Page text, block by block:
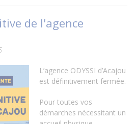
de l'agence
L’agence ODYSSI d’Acajou
est définitivement fermée.
Pour toutes vos
démarches nécessitant un